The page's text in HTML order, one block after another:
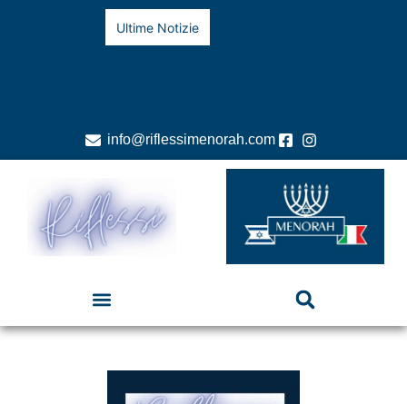
Ultime Notizie
info@riflessimenorah.com